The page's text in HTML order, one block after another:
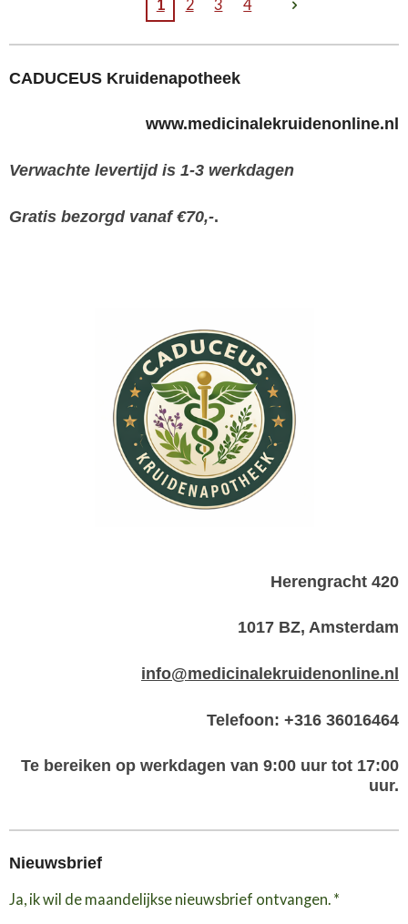
1 2 3 4
CADUCEUS Kruidenapotheek
www.medicinalekruidenonline.nl
Verwachte levertijd is 1-3 werkdagen
Gratis bezorgd vanaf €70,-.
Herengracht 420
1017 BZ, Amsterdam
info@medicinalekruidenonline.nl
Telefoon: +316 36016464
Te bereiken op werkdagen van 9:00 uur tot 17:00
uur.
Nieuwsbrief
Ja, ik wil de maandelijkse nieuwsbrief ontvangen. *